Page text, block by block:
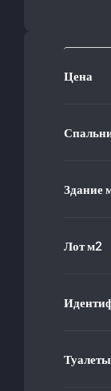
Цена
Здание
Лот м2
Туалеты